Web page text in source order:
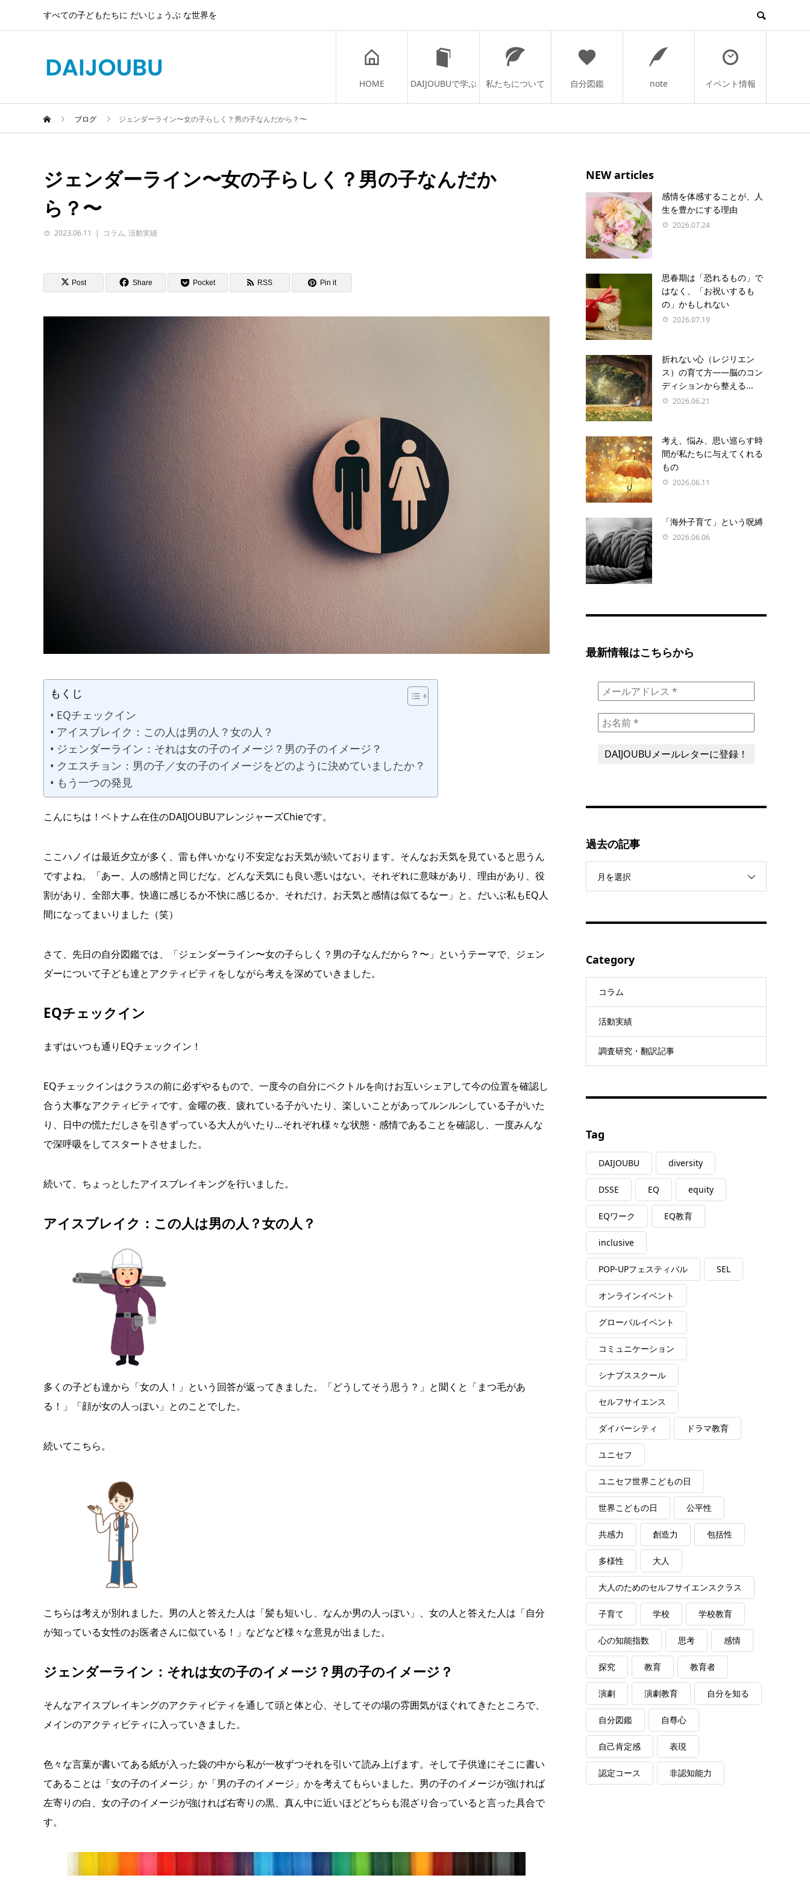
すべての子どもたちに だいじょうぶ な世界を
HOME DAIJOUBUで学ぶ 私たちについて 自分図鑑 note イベント情報
ブログ ジェンダーライン〜女の子らしく？男の子なんだから？〜
ジェンダーライン〜女の子らしく？男の子なんだか
ら？〜
2023.06.11 コラム, 活動実績
Post Share Pocket RSS Pin it
もくじ
EQチェックイン
アイスブレイク：この人は男の人？女の人？
ジェンダーライン：それは女の子のイメージ？男の子のイメージ？
クエスチョン：男の子／女の子のイメージをどのように決めていましたか？
もう一つの発見
こんにちは！ベトナム在住のDAIJOUBUアレンジャーズChieです。
ここハノイは最近夕立が多く、雷も伴いかなり不安定なお天気が続いております。そんなお天気を見ていると思うん
ですよね。「あー、人の感情と同じだな。どんな天気にも良い悪いはない。それぞれに意味があり、理由があり、役
割があり、全部大事。快適に感じるか不快に感じるか、それだけ。お天気と感情は似てるなー」と。だいぶ私もEQ人
間になってまいりました（笑）
さて、先日の自分図鑑では、「ジェンダーライン〜女の子らしく？男の子なんだから？〜」というテーマで、ジェン
ダーについて子ども達とアクティビティをしながら考えを深めていきました。
EQチェックイン
まずはいつも通りEQチェックイン！
EQチェックインはクラスの前に必ずやるもので、一度今の自分にベクトルを向けお互いシェアして今の位置を確認し
合う大事なアクティビティです。金曜の夜、疲れている子がいたり、楽しいことがあってルンルンしている子がいた
り、日中の慌ただしさを引きずっている大人がいたり…それぞれ様々な状態・感情であることを確認し、一度みんな
で深呼吸をしてスタートさせました。
続いて、ちょっとしたアイスブレイキングを行いました。
アイスブレイク：この人は男の人？女の人？
多くの子ども達から「女の人！」という回答が返ってきました。「どうしてそう思う？」と聞くと「まつ毛があ
る！」「顔が女の人っぽい」とのことでした。
続いてこちら。
こちらは考えが別れました。男の人と答えた人は「髪も短いし、なんか男の人っぽい」、女の人と答えた人は「自分
が知っている女性のお医者さんに似ている！」などなど様々な意見が出ました。
ジェンダーライン：それは女の子のイメージ？男の子のイメージ？
そんなアイスブレイキングのアクティビティを通して頭と体と心、そしてその場の雰囲気がほぐれてきたところで、
メインのアクティビティに入っていきました。
色々な言葉が書いてある紙が入った袋の中から私が一枚ずつそれを引いて読み上げます。そして子供達にそこに書い
てあることは「女の子のイメージ」か「男の子のイメージ」かを考えてもらいました。男の子のイメージが強ければ
左寄りの白、女の子のイメージが強ければ右寄りの黒、真ん中に近いほどどちらも混ざり合っていると言った具合で
す。
NEW articles
感情を体感することが、人
生を豊かにする理由
2026.07.24
思春期は「恐れるもの」で
はなく、「お祝いするも
の」かもしれない
2026.07.19
折れない心（レジリエン
ス）の育て方――脳のコン
ディションから整える...
2026.06.21
考え、悩み、思い巡らす時
間が私たちに与えてくれる
もの
2026.06.11
「海外子育て」という呪縛
2026.06.06
最新情報はこちらから
過去の記事
月を選択
Category
コラム
活動実績
調査研究・翻訳記事
Tag
DAIJOUBU diversity
DSSE EQ equity
EQワーク EQ教育
inclusive
POP-UPフェスティバル SEL
オンラインイベント
グローバルイベント
コミュニケーション
シナプススクール
セルフサイエンス
ダイバーシティ ドラマ教育
ユニセフ
ユニセフ世界こどもの日
世界こどもの日 公平性
共感力 創造力 包括性
多様性 大人
大人のためのセルフサイエンスクラス
子育て 学校 学校教育
心の知能指数 思考 感情
探究 教育 教育者
演劇 演劇教育 自分を知る
自分図鑑 自尊心
自己肯定感 表現
認定コース 非認知能力